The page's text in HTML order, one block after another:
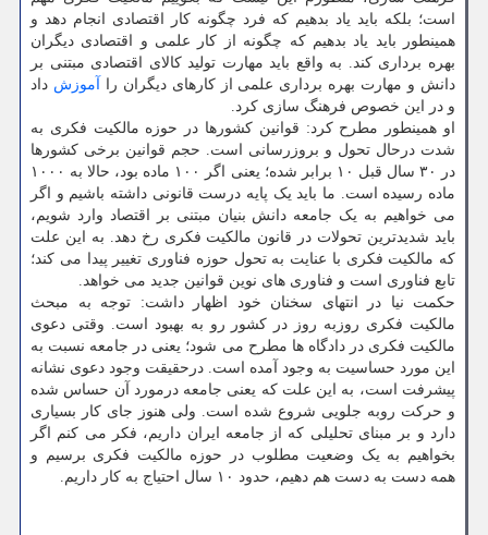
است؛ بلکه باید یاد بدهیم که فرد چگونه کار اقتصادی انجام دهد و
همینطور باید یاد بدهیم که چگونه از کار علمی و اقتصادی دیگران
بهره برداری کند. به واقع باید مهارت تولید کالای اقتصادی مبتنی بر
دانش و مهارت بهره برداری علمی از کارهای دیگران را
آموزش داد
و در این خصوص فرهنگ سازی کرد.
او همینطور مطرح کرد: قوانین کشورها در حوزه مالکیت فکری به
شدت درحال تحول و بروزرسانی است. حجم قوانین برخی کشورها
در ۳۰ سال قبل ۱۰ برابر شده؛ یعنی اگر ۱۰۰ ماده بود، حالا به ۱۰۰۰
ماده رسیده است. ما باید یک پایه درست قانونی داشته باشیم و اگر
می خواهیم به یک جامعه دانش بنیان مبتنی بر اقتصاد وارد شویم،
باید شدیدترین تحولات در قانون مالکیت فکری رخ دهد. به این علت
که مالکیت فکری با عنایت به تحول حوزه فناوری تغییر پیدا می کند؛
تابع فناوری است و فناوری های نوین قوانین جدید می خواهد.
حکمت نیا در انتهای سخنان خود اظهار داشت: توجه به مبحث
مالکیت فکری روزبه روز در کشور رو به بهبود است. وقتی دعوی
مالکیت فکری در دادگاه ها مطرح می شود؛ یعنی در جامعه نسبت به
این مورد حساسیت به وجود آمده است. درحقیقت وجود دعوی نشانه
پیشرفت است، به این علت که یعنی جامعه درمورد آن حساس شده
و حرکت روبه جلویی شروع شده است. ولی هنوز جای کار بسیاری
دارد و بر مبنای تحلیلی که از جامعه ایران داریم، فکر می کنم اگر
بخواهیم به یک وضعیت مطلوب در حوزه مالکیت فکری برسیم و
همه دست به دست هم دهیم، حدود ۱۰ سال احتیاج به کار داریم.